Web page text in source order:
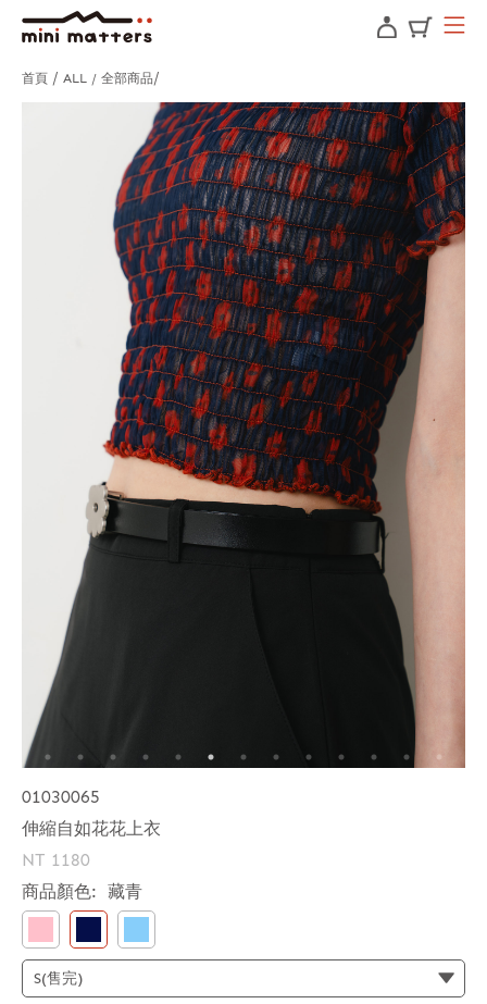
首頁 ALL / 全部商品
01030065
伸縮自如花花上衣
NT 1180
商品顏色: 藏青